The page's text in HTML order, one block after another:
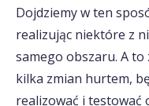
Dojdziemy w ten
realizując niektóre z
samego obszaru. A to
kilka zmian hurtem,
realizować i testować